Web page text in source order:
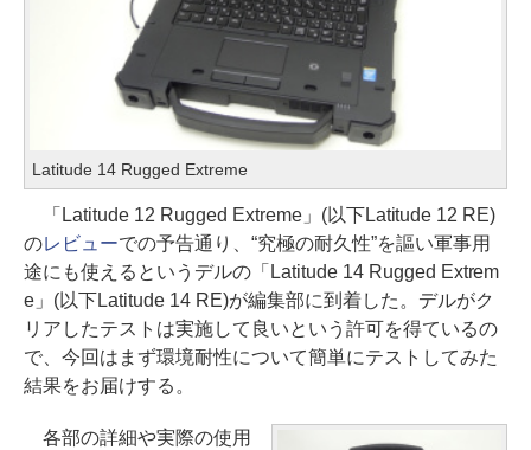
Latitude 14 Rugged Extreme
「Latitude 12 Rugged Extreme」(以下Latitude 12 RE)
のレビューでの予告通り、“究極の耐久性”を謳い軍事用
途にも使えるというデルの「Latitude 14 Rugged Extrem
e」(以下Latitude 14 RE)が編集部に到着した。デルがク
リアしたテストは実施して良いという許可を得ているの
で、今回はまず環境耐性について簡単にテストしてみた
結果をお届けする。
各部の詳細や実際の使用